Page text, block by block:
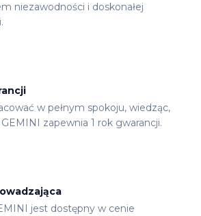
niezawodności i doskonałej
w pełnym spokoju, wiedząc,
zapewnia 1 rok gwarancji.
jest dostępny w cenie